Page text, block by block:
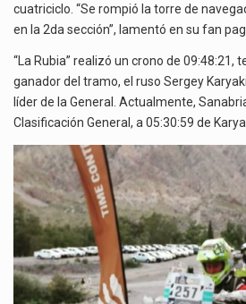
cuatriciclo. “Se rompió la torre de
en la 2da sección”, lamentó en su fan
“La Rubia” realizó un crono de 09:48:21,
ganador del tramo, el ruso Sergey
líder de la General. Actualmente,
Clasificación General, a 05:30:59 de